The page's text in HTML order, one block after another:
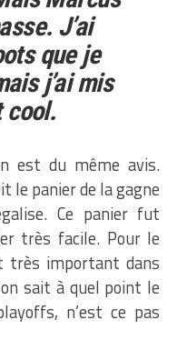
J’ai
que je
j’ai mis
cool.
est du même avis.
le panier de la gagne
Ce panier fut
très facile. Pour le
très important dans
sait à quel point le
n’est ce pas